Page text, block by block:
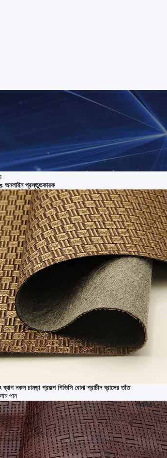
প্রস্তুতকারক
ব্যাগ নকল চামড়া প্রকল্প পিভিসি বোনা প্রাচীন ব্রাসের তাঁত
পান